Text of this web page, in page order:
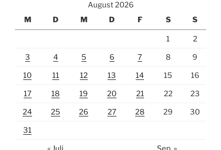
August 2026
M
D M D F S S
1 2
3 4 5 6 7 8 9
10 11 12 13 14 15 16
17 18 19 20 21 22 23
24 25 26 27 28 29 30
31